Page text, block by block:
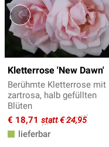
Kletterrose 'New Dawn'
Berühmte Kletterrose mit
zartrosa, halb gefüllten
Blüten
€ 18,71 statt € 24,95
lieferbar